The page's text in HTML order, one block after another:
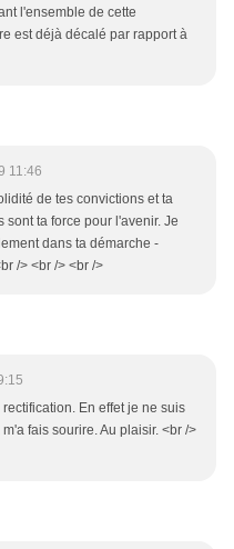
l'ensemble de cette
est déjà décalé par rapport à
11:46
de tes convictions et ta
ta force pour l'avenir. Je
dans ta démarche -
/> <br /> <br />
En effet je ne suis
fais sourire. Au plaisir. <br />